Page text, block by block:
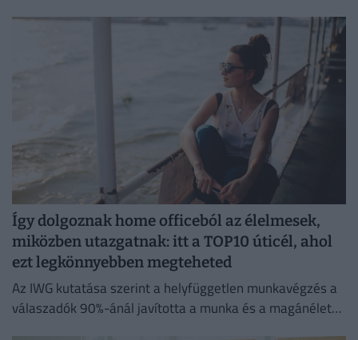
Így dolgoznak home officeból az élelmesek,
miközben utazgatnak: itt a TOP10 úticél, ahol
ezt legkönnyebben megteheted
Az IWG kutatása szerint a helyfüggetlen munkavégzés a
válaszadók 90%-ánál javította a munka és a magánélet